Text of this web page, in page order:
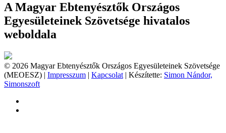
A Magyar Ebtenyésztők Országos
Egyesületeinek Szövetsége hivatalos
weboldala
© 2026 Magyar Ebtenyésztők Országos Egyesületeinek Szövetsége
(MEOESZ) | Impresszum | Kapcsolat | Készítette: Simon Nándor,
Simonszoft